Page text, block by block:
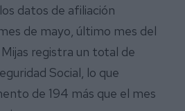
datos de afiliación
de mayo, último mes del
registra un total de
Social, lo que
de 194 más que el mes